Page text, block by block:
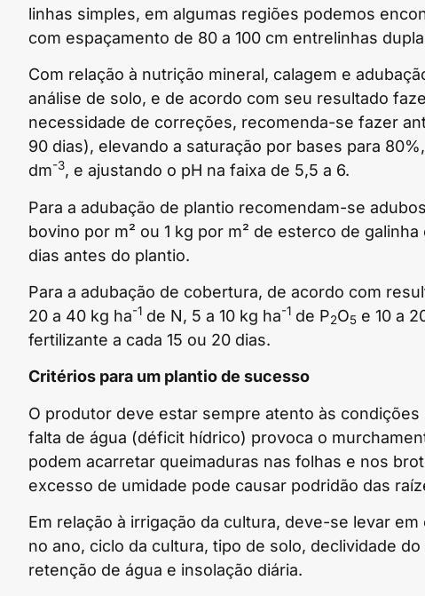
linhas simples, em algumas regiões podemos
com espaçamento de 80 a 100 cm entrelinhas
Com relação à nutrição mineral, calagem e
análise de solo, e de acordo com seu resultado
necessidade de correções, recomenda-se fazer
90 dias), elevando a saturação por bases para
dm-3, e ajustando o pH na faixa de 5,5 a 6.
Para a adubação de plantio recomendam-se
bovino por m² ou 1 kg por m² de esterco de
dias antes do plantio.
Para a adubação de cobertura, de acordo com
20 a 40 kg ha-1 de N, 5 a 10 kg ha-1 de P2O5 e 10 a
fertilizante a cada 15 ou 20 dias.
Critérios para um plantio de sucesso
O produtor deve estar sempre atento às
falta de água (déficit hídrico) provoca o
podem acarretar queimaduras nas folhas e nos
excesso de umidade pode causar podridão das
Em relação à irrigação da cultura, deve-se levar
no ano, ciclo da cultura, tipo de solo, declividade
retenção de água e insolação diária.